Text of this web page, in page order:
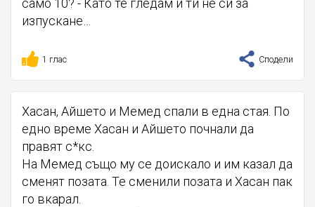
само 10? - Като те гледам и ти не си за
изпускане…
1 глас Сподели
Хасан, Айшето и Мемед спали в една стая. По
едно време Хасан и Айшето почнали да
правят с*кс.
На Мемед също му се доискало и им казал да
сменят позата. Те сменили позата и Хасан пак
го вкарал.